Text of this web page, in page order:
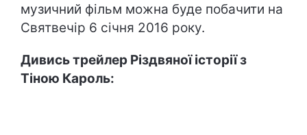
музичний фільм можна буде побачити на
Святвечір 6 січня 2016 року.
Дивись трейлер Різдвяної історії з
Тіною Кароль: